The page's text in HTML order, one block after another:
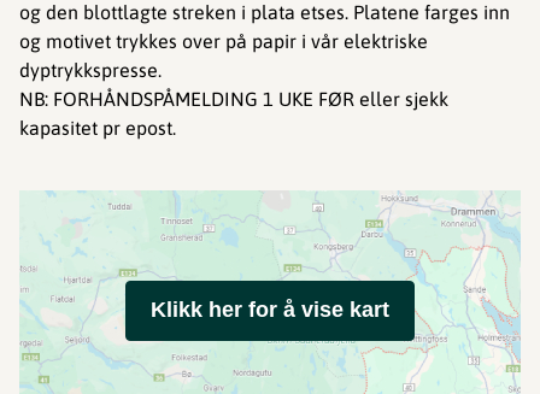
og den blottlagte streken i plata etses. Platene farges inn
og motivet trykkes over på papir i vår elektriske
dyptrykkspresse.
NB: FORHÅNDSPÅMELDING 1 UKE FØR eller sjekk
kapasitet pr epost.
Klikk her for å vise kart